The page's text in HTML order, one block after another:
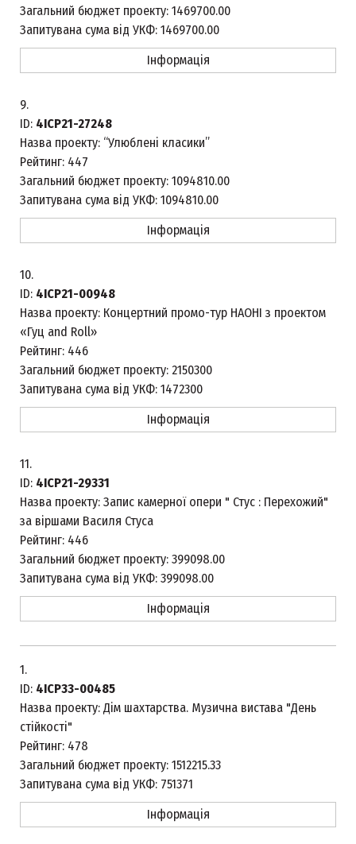
Загальний бюджет проекту: 1469700.00
Запитувана сума від УКФ: 1469700.00
Інформація
9.
ID: 4ICP21-27248
Назва проекту: “Улюблені класики”
Рейтинг: 447
Загальний бюджет проекту: 1094810.00
Запитувана сума від УКФ: 1094810.00
Інформація
10.
ID: 4ICP21-00948
Назва проекту: Концертний промо-тур НАОНІ з проектом
«Гуц and Roll»
Рейтинг: 446
Загальний бюджет проекту: 2150300
Запитувана сума від УКФ: 1472300
Інформація
11.
ID: 4ICP21-29331
Назва проекту: Запис камерної опери " Стус : Перехожий"
за віршами Василя Стуса
Рейтинг: 446
Загальний бюджет проекту: 399098.00
Запитувана сума від УКФ: 399098.00
Інформація
1.
ID: 4ICP33-00485
Назва проекту: Дім шахтарства. Музична вистава "День
стійкості"
Рейтинг: 478
Загальний бюджет проекту: 1512215.33
Запитувана сума від УКФ: 751371
Інформація